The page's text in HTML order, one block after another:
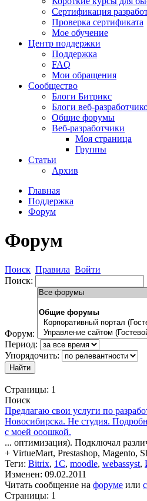
Сертификация
Проверка сертификата
Мое обучение
Центр поддержки
Поддержка
FAQ
Мои обращения
Сообщество
Блоги Битрикс
Блоги веб-
Общие форумы
Веб-разработчики
Моя страница
Группы
Статьи
Архив
Главная
Поддержка
Форум
Форум
Поиск Правила Войти
Поиск:
Форум:
Период:
Упорядочить:
Страницы: 1
Поиск
Предлагаю свои услуги по
Новосибирска. Не студия.
с моей ооошкой.
... оптимизация). Подключал
+ VirtueMart, Prestashop, Magento,
Теги: Bitrix, 1C, moodle, webassyst,
Изменен: 09.02.2011
Читать сообщение на форуме или
Страницы: 1